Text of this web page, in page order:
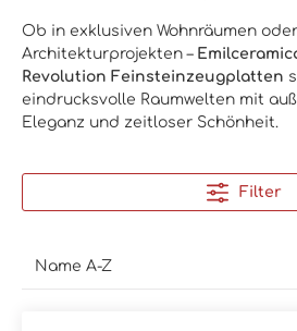
Ob in exklusiven Wohnräumen
Architekturprojekten –
Revolution Feinsteinzeugplatten
eindrucksvolle Raumwelten mit
Eleganz und zeitloser Schönheit.
Filter